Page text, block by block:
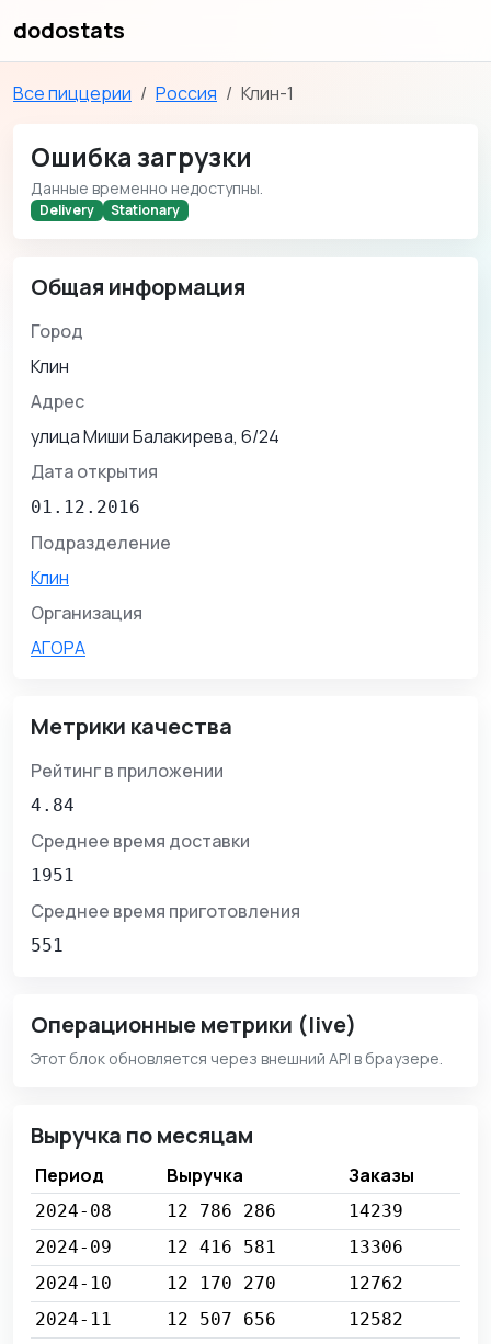
dodostats
Все пиццерии Россия Клин-1
Ошибка загрузки
Данные временно недоступны.
Delivery Stationary
Общая информация
Город
Клин
Адрес
улица Миши Балакирева, 6/24
Дата открытия
01.12.2016
Подразделение
Клин
Организация
АГОРА
Метрики качества
Рейтинг в приложении
4.84
Среднее время доставки
1951
Среднее время приготовления
551
Операционные метрики (live)
Этот блок обновляется через внешний API в браузере.
Выручка по месяцам
Период Выручка Заказы
2024-08 12 786 286
14239
2024-09
12 416 581
13306
2024-10
12 170 270
12762
2024-11
12 507 656
12582